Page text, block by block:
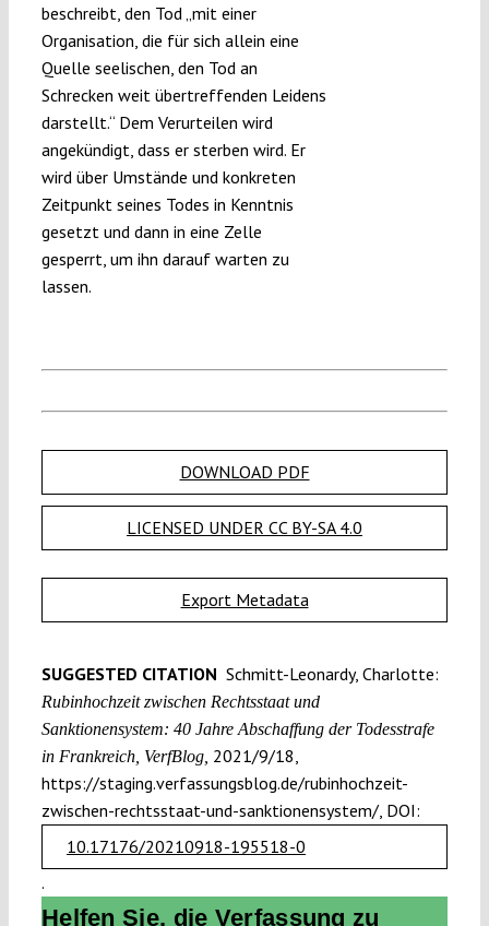
beschreibt, den Tod „mit einer
Organisation, die für sich allein eine
Quelle seelischen, den Tod an
Schrecken weit übertreffenden Leidens
darstellt.“ Dem Verurteilen wird
angekündigt, dass er sterben wird. Er
wird über Umstände und konkreten
Zeitpunkt seines Todes in Kenntnis
gesetzt und dann in eine Zelle
gesperrt, um ihn darauf warten zu
lassen.
DOWNLOAD PDF
LICENSED UNDER CC BY-SA 4.0
Export Metadata
SUGGESTED CITATION Schmitt-Leonardy, Charlotte:
Rubinhochzeit zwischen Rechtsstaat und
Sanktionensystem: 40 Jahre Abschaffung der Todesstrafe
in Frankreich, VerfBlog, 2021/9/18,
https://staging.verfassungsblog.de/rubinhochzeit-
zwischen-rechtsstaat-und-sanktionensystem/, DOI:
10.17176/20210918-195518-0
.
Helfen Sie, die Verfassung zu